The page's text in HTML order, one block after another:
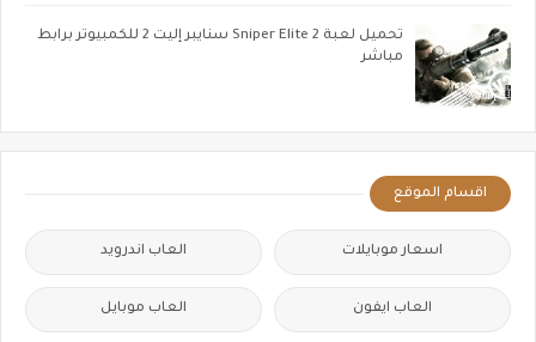
تحميل لعبة Sniper Elite 2 سنايبر إليت 2 للكمبيوتر برابط
مباشر
اقسام الموقع
اسعار موبايلات العاب اندرويد
العاب ايفون العاب موبايل